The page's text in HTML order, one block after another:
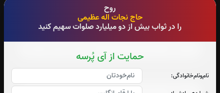
روح
حاج نجات اله عظیمی
را در ثواب بیش از دو میلیارد صلوات سهیم کنید
حمایت از آی پُرسه
نام‌و‌نام‌خانوادگی:
صوت جزء شماره 8
صوت جزء شماره 9